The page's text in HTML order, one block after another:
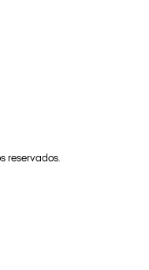
reservados.